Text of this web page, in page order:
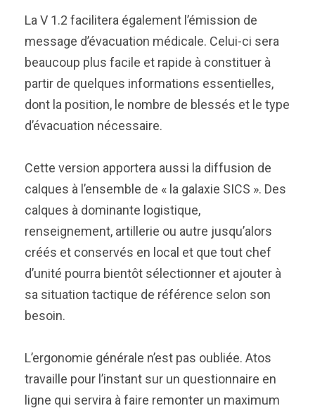
La V 1.2 facilitera également l’émission de
message d’évacuation médicale. Celui-ci sera
beaucoup plus facile et rapide à constituer à
partir de quelques informations essentielles,
dont la position, le nombre de blessés et le type
d’évacuation nécessaire.
Cette version apportera aussi la diffusion de
calques à l’ensemble de « la galaxie SICS ». Des
calques à dominante logistique,
renseignement, artillerie ou autre jusqu’alors
créés et conservés en local et que tout chef
d’unité pourra bientôt sélectionner et ajouter à
sa situation tactique de référence selon son
besoin.
L’ergonomie générale n’est pas oubliée. Atos
travaille pour l’instant sur un questionnaire en
ligne qui servira à faire remonter un maximum